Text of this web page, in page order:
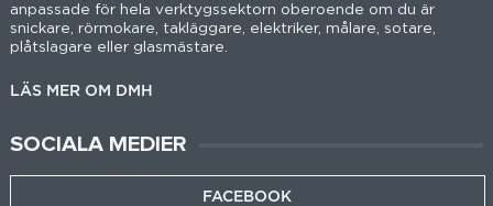
anpassade för hela verktygssektorn oberoende om du är
snickare, rörmokare, takläggare, elektriker, målare, sotare,
plåtslagare eller glasmästare.
LÄS MER OM DMH
SOCIALA MEDIER
FACEBOOK